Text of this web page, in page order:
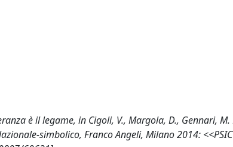
è il legame, in Cigoli, V., Margola, D., Gennari, M.
simbolico, Franco Angeli, Milano 2014: